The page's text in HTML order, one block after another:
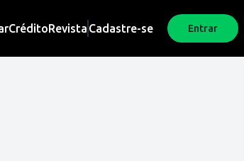
CréditoRevista Cadastre-se Entrar